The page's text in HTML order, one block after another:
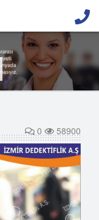
0 58900